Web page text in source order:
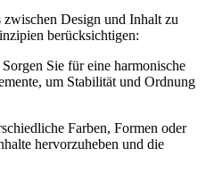
Design und Inhalt zu
berücksichtigen:
Sorgen Sie für eine harmonische
um Stabilität und Ordnung
Farben, Formen oder
hervorzuheben und die